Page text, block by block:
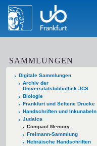
SAMMLUNGEN
Digitale Sammlungen
Archiv der
Universitätsbibliothek JCS
Biologie
Frankfurt und Seltene Drucke
Handschriften und Inkunabeln
Judaica
Compact Memory
Freimann-Sammlung
Hebräische Handschriften